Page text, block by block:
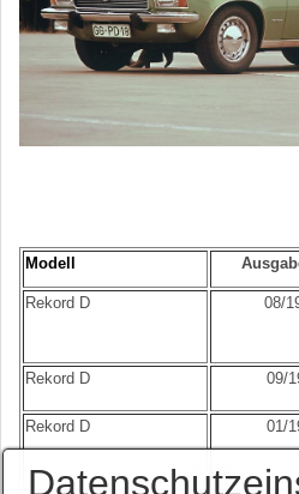
Modell
Rekord D 08/
Rekord D 09/
Rekord D
01/